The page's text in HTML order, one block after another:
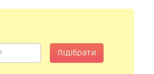
Підібрати